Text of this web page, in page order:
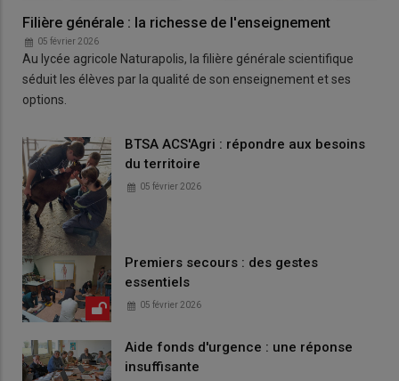
Filière générale : la richesse de l'enseignement
05 février 2026
Au lycée agricole Naturapolis, la filière générale scientifique
séduit les élèves par la qualité de son enseignement et ses
options.
BTSA ACS'Agri : répondre aux besoins
du territoire
05 février 2026
Premiers secours : des gestes
essentiels
05 février 2026
Aide fonds d'urgence : une réponse
insuffisante